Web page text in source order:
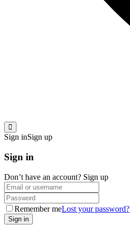
Sign inSign up
Sign in
Don’t have an account? Sign up
Remember meLost your password?